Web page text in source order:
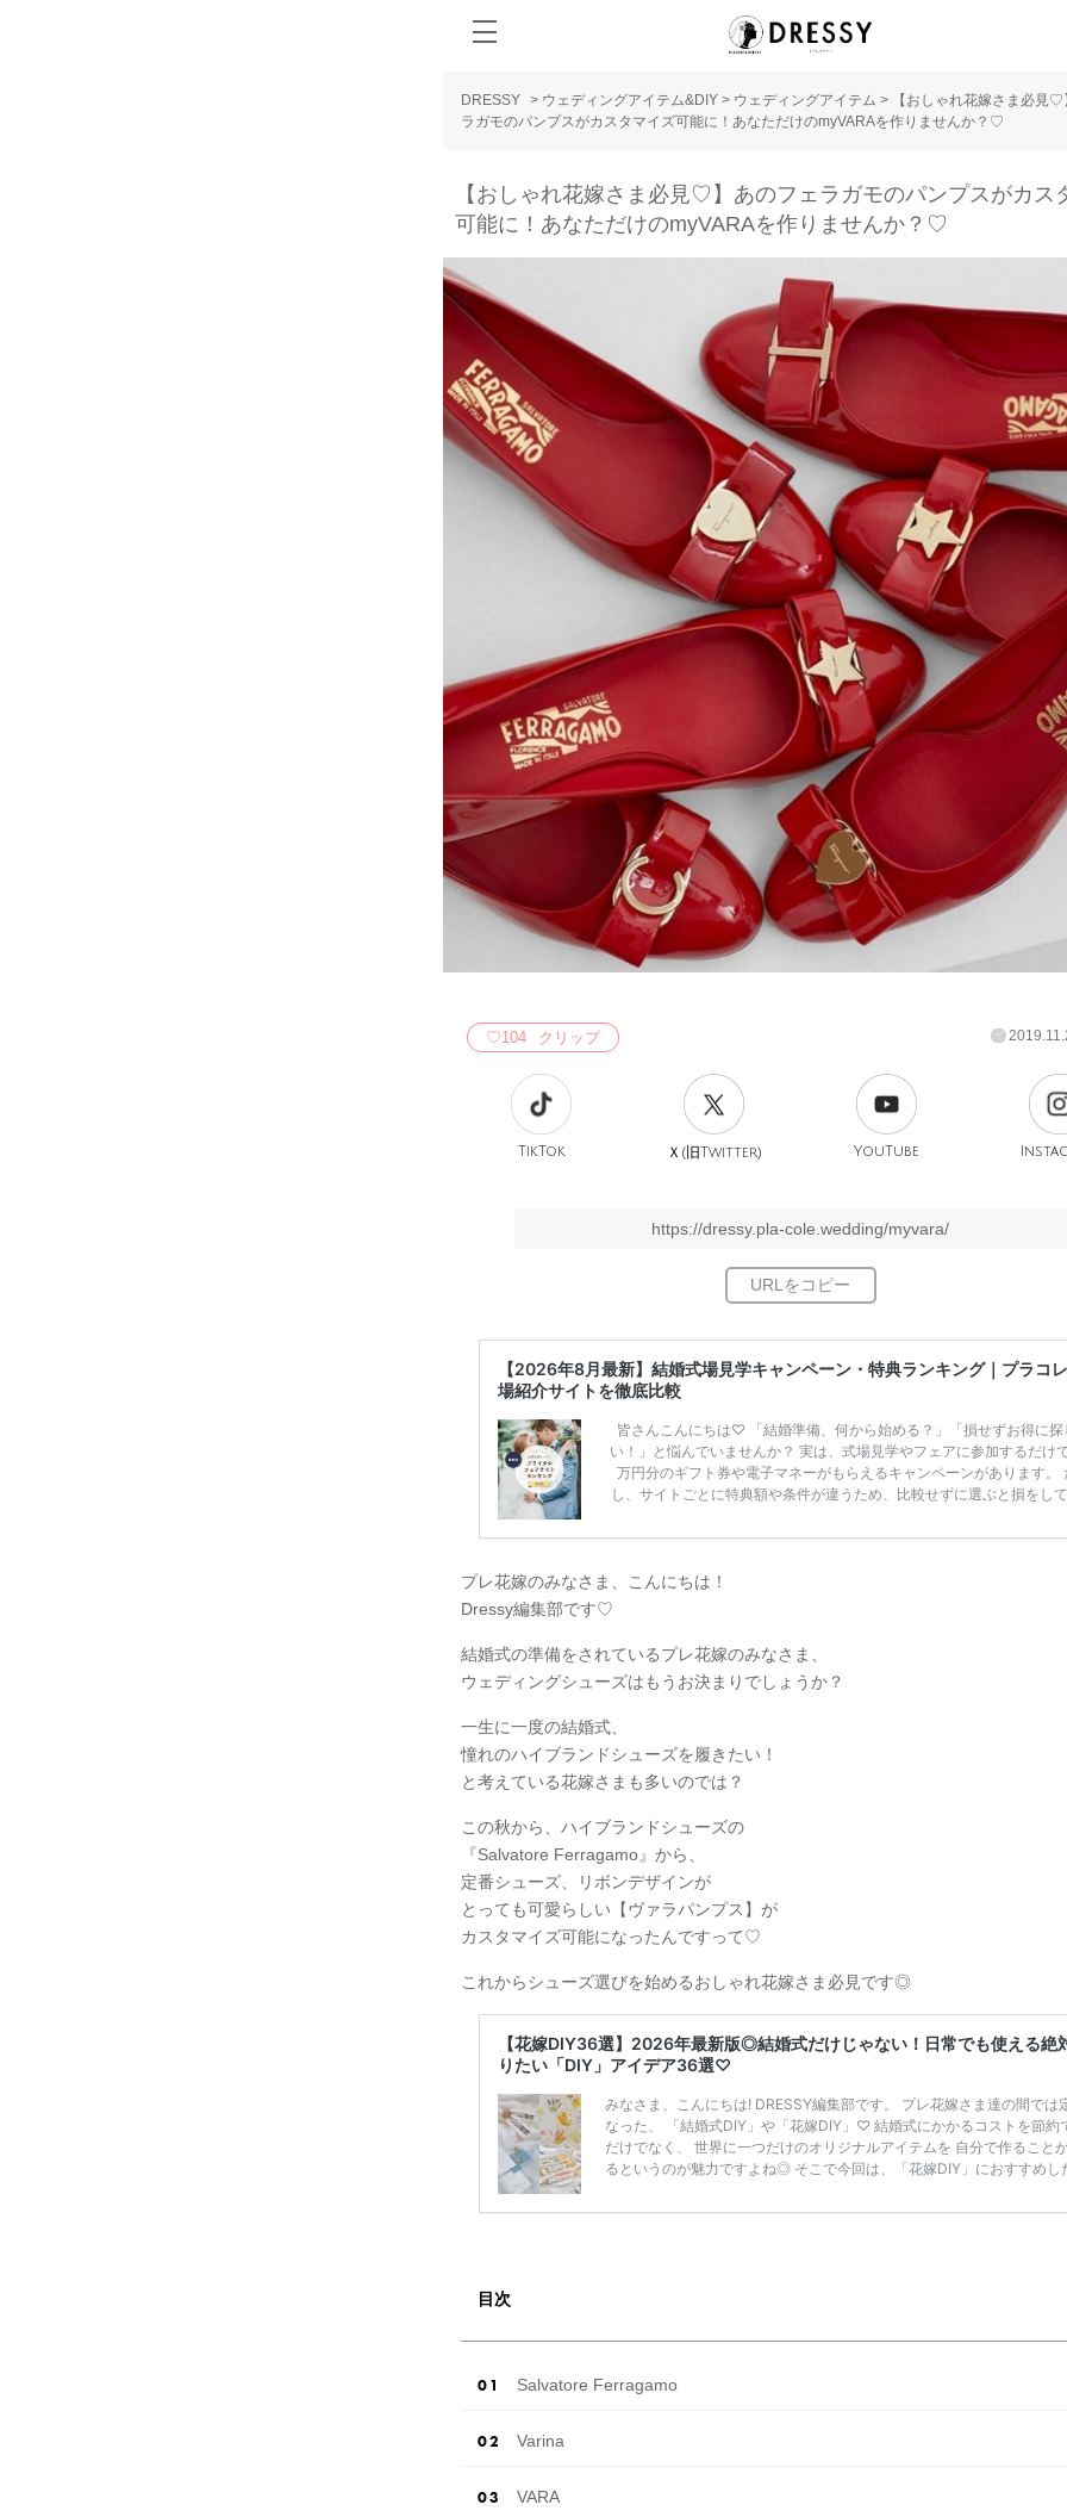
DRESSY > ウェディングアイテム&DIY > ウェディングアイテム >
【おしゃれ花嫁さま必見
ラガモのパンプスがカスタマイズ可能に！あなただけのmyVARAを作りませんか？♡
【おしゃれ花嫁さま必見♡】あのフェラガモのパンプスがカス
可能に！あなただけのmyVARAを作りませんか？♡
♡104 クリップ
TikTok Ｘ(旧Twitter) YouTube
https://dressy.pla-cole.wedding/myvara/
【2026年8月最新】結婚式場見学キャンペーン・特典ランキング｜プラコ
場紹介サイトを徹底比較
皆さんこんにちは♡ 「結婚準備、何から始める？」「損せずお得に探
い！」と悩んでいませんか？ 実は、式場見学やフェアに参加するだけ
万円分のギフト券や電子マネーがもらえるキャンペーンがあります。
し、サイトごとに特典額や条件が違うため、比較せずに選ぶと損をし
ンペーン特典ランキングを公開！ 比較サイト：プラコレ、ゼクシィ、
得？」「プラコレの特典は？」といった疑問も解決します。 まずは診断
プレ花嫁のみなさま、こんにちは！
Dressy編集部です♡
結婚式の準備をされているプレ花嫁のみなさま、
ウェディングシューズはもうお決まりでしょうか？
一生に一度の結婚式、
憧れのハイブランドシューズを履きたい！
と考えている花嫁さまも多いのでは？
この秋から、ハイブランドシューズの
『Salvatore Ferragamo』から、
定番シューズ、リボンデザインが
とっても可愛らしい【ヴァラパンプス】が
カスタマイズ可能になったんですって♡
これからシューズ選びを始めるおしゃれ花嫁さま必見です◎
【花嫁DIY36選】2026年最新版◎結婚式だけじゃない！日常でも使える絶
りたい「DIY」アイデア36選♡
みなさま、こんにちは! DRESSY編集部です。 プレ花嫁さま達の間では
なった、 「結婚式DIY」や「花嫁DIY」♡ 結婚式にかかるコストを節約
だけでなく、 世界に一つだけのオリジナルアイテムを 自分で作ること
るというのが魅力ですよね◎ そこで今回は、「花嫁DIY」におすすめし
ぜひ最後までcheckして オリジナルアイテムを作ってみてくださいね◎
目次
Salvatore Ferragamo
Varina
VARA